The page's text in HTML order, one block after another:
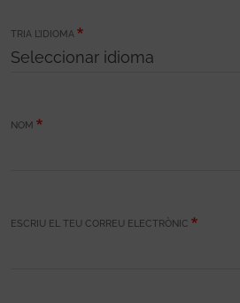
TRIA L’IDIOMA
NOM
ESCRIU EL TEU CORREU ELECTRÒNIC